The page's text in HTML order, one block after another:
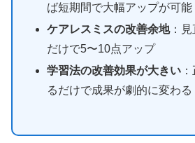
ば短期間で大幅アップが可能
ケアレスミスの改善余地：見
だけで5〜10点アップ
学習法の改善効果が大きい
るだけで成果が劇的に変わる